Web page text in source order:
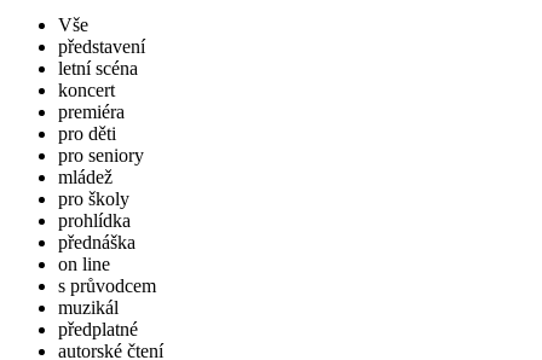
Vše
představení
letní scéna
koncert
premiéra
pro děti
pro seniory
mládež
pro školy
prohlídka
přednáška
on line
s průvodcem
muzikál
předplatné
autorské čtení